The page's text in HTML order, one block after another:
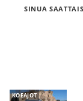
SINUA
KOEAJOT